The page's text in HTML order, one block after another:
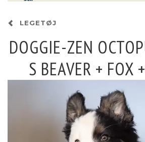
LEGETØJ
DOGGIE-ZEN
S BEAVER + FOX